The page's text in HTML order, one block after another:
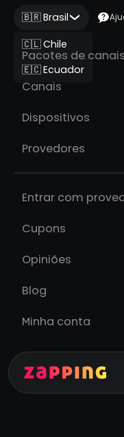
🇧🇷 Brasil
🇨🇱 Chile
🇪🇨 Ecuador
Pacotes de canais
Canais
Dispositivos
Provedores
Entrar com
Cupons
Opiniões
Blog
Minha conta